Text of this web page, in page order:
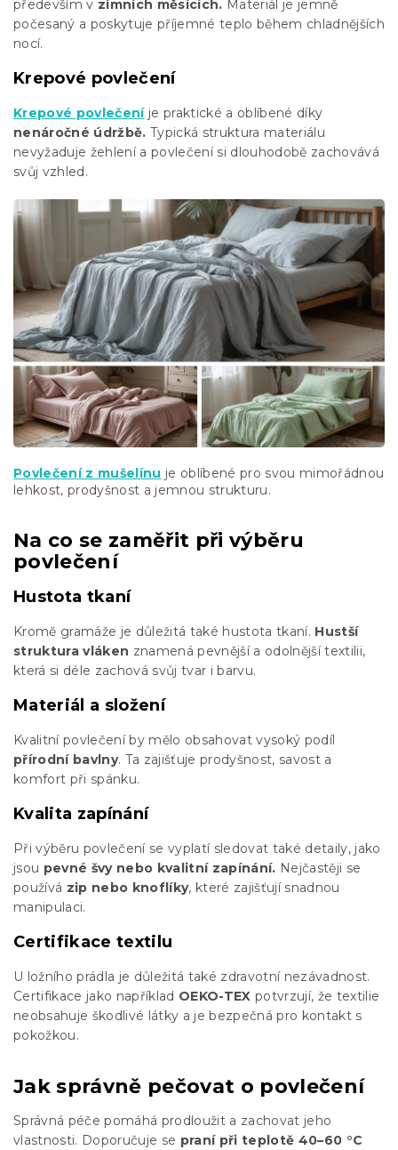
především v zimních měsících. Materiál je jemně
počesaný a poskytuje příjemné teplo během chladnějších
nocí.
Krepové povlečení
Krepové povlečeníje praktické a oblíbené díky
nenáročné údržbě. Typická struktura materiálu
nevyžaduje žehlení a povlečení si dlouhodobě zachovává
svůj vzhled.
Povlečení z mušelínu je oblíbené pro svou mimořádnou
lehkost, prodyšnost a jemnou strukturu.
Na co se zaměřit při výběru
povlečení
Hustota tkaní
Kromě gramáže je důležitá také hustota tkaní. Hustší
struktura vláken znamená pevnější a odolnější textilii,
která si déle zachová svůj tvar i barvu.
Materiál a složení
Kvalitní povlečení by mělo obsahovat vysoký podíl
přírodní bavlny. Ta zajišťuje prodyšnost, savost a
komfort při spánku.
Kvalita zapínání
Při výběru povlečení se vyplatí sledovat také detaily, jako
jsou pevné švy nebo kvalitní zapínání. Nejčastěji se
používá zip nebo knoflíky, které zajišťují snadnou
manipulaci.
Certifikace textilu
U ložního prádla je důležitá také zdravotní nezávadnost.
Certifikace jako například OEKO-TEX potvrzují, že textilie
neobsahuje škodlivé látky a je bezpečná pro kontakt s
pokožkou.
Jak správně pečovat o povlečení
Správná péče pomáhá prodloužit a zachovat jeho
vlastnosti. Doporučuje se praní při teplotě 40–60 °C